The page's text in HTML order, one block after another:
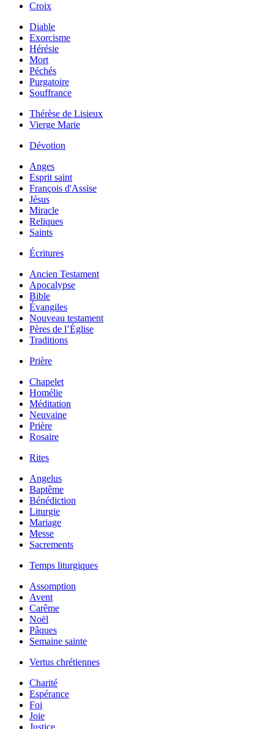
Croix
Diable
Exorcisme
Hérésie
Mort
Péchés
Purgatoire
Souffrance
Thérèse de Lisieux
Vierge Marie
Dévotion
Anges
Esprit saint
François d'Assise
Jésus
Miracle
Reliques
Saints
Écritures
Ancien Testament
Apocalypse
Bible
Évangiles
Nouveau testament
Pères de l’Église
Traditions
Prière
Chapelet
Homélie
Méditation
Neuvaine
Prière
Rosaire
Rites
Angelus
Baptême
Bénédiction
Liturgie
Mariage
Messe
Sacrements
Temps liturgiques
Assomption
Avent
Carême
Noël
Pâques
Semaine sainte
Vertus chrétiennes
Charité
Espérance
Foi
Joie
Justice